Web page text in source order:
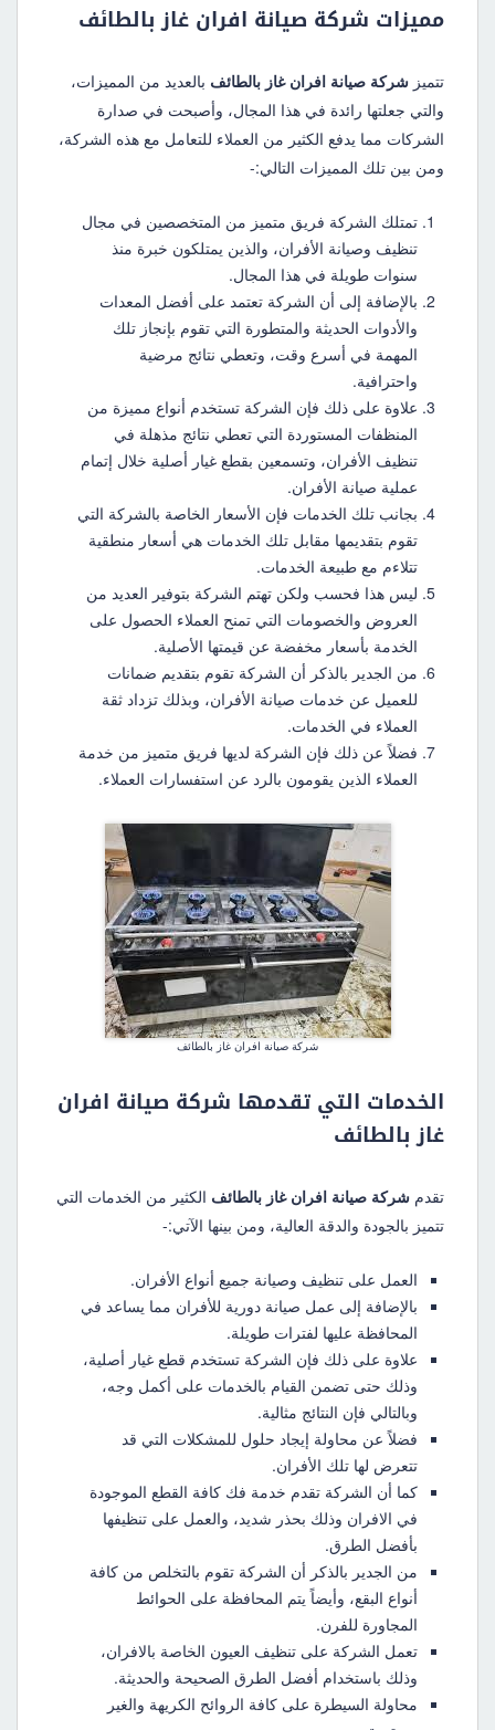
مميزات شركة صيانة افران غاز بالطائف
تتميز شركة صيانة افران غاز بالطائف بالعديد من المميزات،
والتي جعلتها رائدة في هذا المجال، وأصبحت في صدارة
الشركات مما يدفع الكثير من العملاء للتعامل مع هذه الشركة،
ومن بين تلك المميزات التالي:-
تمتلك الشركة فريق متميز من المتخصصين في مجال
تنظيف وصيانة الأفران، والذين يمتلكون خبرة منذ
سنوات طويلة في هذا المجال.
بالإضافة إلى أن الشركة تعتمد على أفضل المعدات
والأدوات الحديثة والمتطورة التي تقوم بإنجاز تلك
المهمة في أسرع وقت، وتعطي نتائج مرضية
واحترافية.
علاوة على ذلك فإن الشركة تستخدم أنواع مميزة من
المنظفات المستوردة التي تعطي نتائج مذهلة في
تنظيف الأفران، وتسمعين بقطع غيار أصلية خلال إتمام
عملية صيانة الأفران.
بجانب تلك الخدمات فإن الأسعار الخاصة بالشركة التي
تقوم بتقديمها مقابل تلك الخدمات هي أسعار منطقية
تتلاءم مع طبيعة الخدمات.
ليس هذا فحسب ولكن تهتم الشركة بتوفير العديد من
العروض والخصومات التي تمنح العملاء الحصول على
الخدمة بأسعار مخفضة عن قيمتها الأصلية.
من الجدير بالذكر أن الشركة تقوم بتقديم ضمانات
للعميل عن خدمات صيانة الأفران، وبذلك تزداد ثقة
العملاء في الخدمات.
فضلاً عن ذلك فإن الشركة لديها فريق متميز من خدمة
العملاء الذين يقومون بالرد عن استفسارات العملاء.
شركة صيانة افران غاز بالطائف
الخدمات التي تقدمها شركة صيانة افران
غاز بالطائف
تقدم شركة صيانة افران غاز بالطائف الكثير من الخدمات التي
تتميز بالجودة والدقة العالية، ومن بينها الآتي:-
العمل على تنظيف وصيانة جميع أنواع الأفران.
بالإضافة إلى عمل صيانة دورية للأفران مما يساعد في
المحافظة عليها لفترات طويلة.
علاوة على ذلك فإن الشركة تستخدم قطع غيار أصلية،
وذلك حتى تضمن القيام بالخدمات على أكمل وجه،
وبالتالي فإن النتائج مثالية.
فضلاً عن محاولة إيجاد حلول للمشكلات التي قد
تتعرض لها تلك الأفران.
كما أن الشركة تقدم خدمة فك كافة القطع الموجودة
في الافران وذلك بحذر شديد، والعمل على تنظيفها
بأفضل الطرق.
من الجدير بالذكر أن الشركة تقوم بالتخلص من كافة
أنواع البقع، وأيضاً يتم المحافظة على الحوائط
المجاورة للفرن.
تعمل الشركة على تنظيف العيون الخاصة بالافران،
وذلك باستخدام أفضل الطرق الصحيحة والحديثة.
محاولة السيطرة على كافة الروائح الكريهة والغير